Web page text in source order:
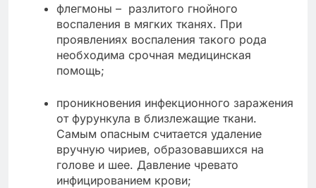
флегмоны – разлитого гнойного
воспаления в мягких тканях. При
проявлениях воспаления такого рода
необходима срочная медицинская
помощь;
проникновения инфекционного заражения
от фурункула в близлежащие ткани.
Самым опасным считается удаление
вручную чириев, образовавшихся на
голове и шее. Давление чревато
инфицированием крови;